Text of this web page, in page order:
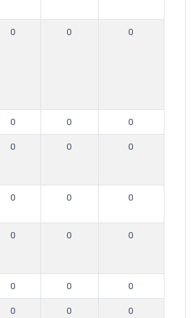
0 0 0
0 0 0
0 0 0
0 0 0
0 0 0
0 0 0
0 0 0